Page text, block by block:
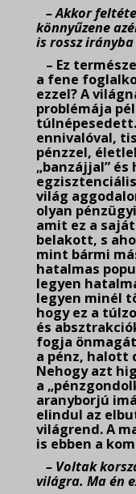
– Akkor
könnyűzene
is rossz irányba
– Ez
a fene
ezzel? A
problémája
ennivalóval,
pénzzel,
„banzájjal” és
világ
olyan
amit ez a
belakott, s
mint bármi
hatalmas
legyen
legyen minél
hogy ez a
és
fogja
a pénz, halott
Nehogy azt
a
aranyborjú
elindul az
világrend. A
is ebben a
– Voltak
világra. Ma én